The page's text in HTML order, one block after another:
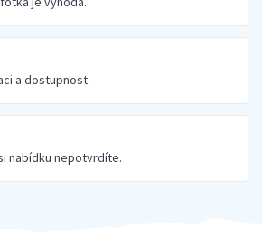
a dostupnost.
nabídku nepotvrdíte.